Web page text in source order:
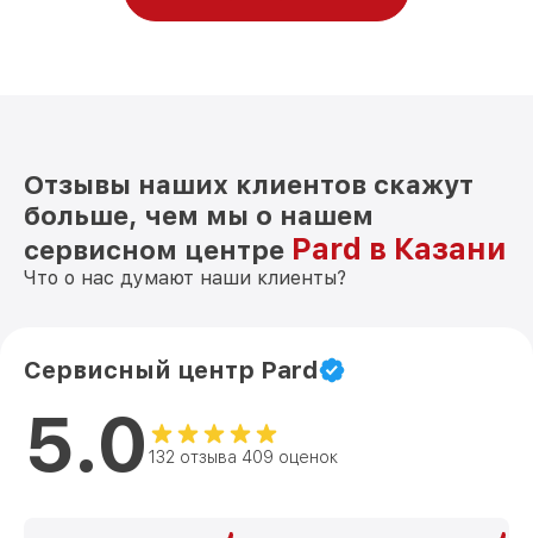
Отзывы наших клиентов скажут
больше, чем мы о нашем
сервисном центре Pard в Казани
Что о нас думают наши клиенты?
Сервисный центр Pard
5.0 132 отзыва 409 оценок